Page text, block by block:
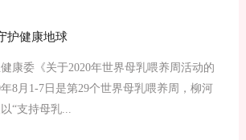
护健康地球
委《关于2020年世界母乳喂养周活动的
8月1-7日是第29个世界母乳喂养周，柳河
“支持母乳...